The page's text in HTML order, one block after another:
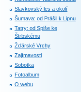
Slavkovský les a okolí
Šumava: od Prášil k Lipnu
Tatry: od Spiše ke
Štrbskému
Žďárské Vrchy
Zajímavosti
Sobotka
Fotoalbum
O webu